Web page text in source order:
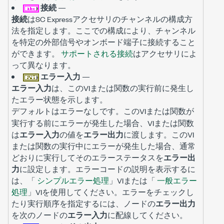
接続—
接続はSC Expressアクセサリのチャンネルの構成方
法を指定します。ここでの構成により、チャンネル
を特定の外部信号やオンボード端子に接続すること
ができます。
サポートされる接続はアクセサリによ
って異なります。
エラー入力 —
エラー入力は、このVIまたは関数の実行前に発生し
たエラー状態を示します。
デフォルトはエラーなしです。このVIまたは関数が
実行する前にエラーが発生した場合、VIまたは関数
はエラー入力の値をエラー出力に渡します。このVI
または関数の実行中にエラーが発生した場合、通常
どおりに実行してそのエラーステータスをエラー出
力に設定します。エラーコードの説明を表示するに
は、「 シンプルエラー処理 」VIまたは「一般エラー
処理 」VIを使用してください。エラーをチェックし
たり実行順序を指定するには、ノードのエラー出力
を次のノードのエラー入力に配線してください。